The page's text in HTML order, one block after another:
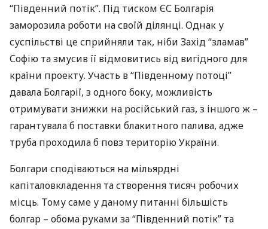
“Південний потік”. Під тиском ЄС Болгарія
заморозила роботи на своїй ділянці. Однак у
суспільстві це сприйняли так, ніби Захід “зламав”
Софію та змусив її відмовитись від вигідного для
країни проекту. Участь в “Південному потоці”
давала Болгарії, з одного боку, можливість
отримувати знижки на російський газ, з іншого ж –
гарантувала б поставки блакитного палива, адже
труба проходила б повз територію України.
Болгари сподіваються на мільярдні
капіталовкладення та створення тисяч робочих
місць. Тому саме у даному питанні більшість
болгар – обома руками за “Південний потік” та